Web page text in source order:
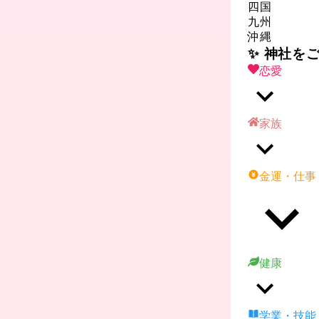
四国
九州
沖縄
✨ 神社を
恋愛
家族
金運・仕事
健康
学業・技能